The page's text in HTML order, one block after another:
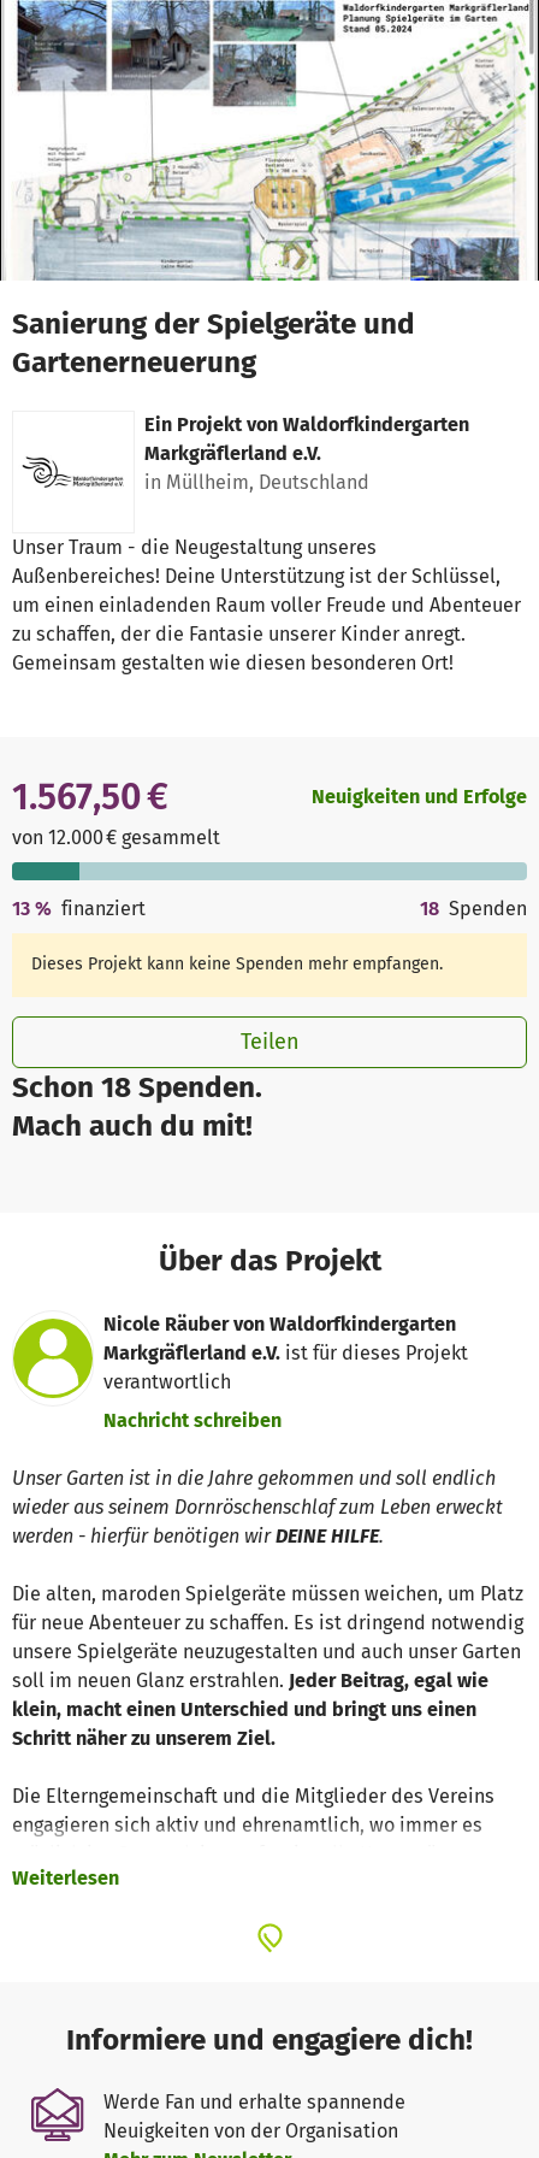
Zum Hauptinhalt springen
Erklärung zur Barrierefreiheit anzeigen
Sanierung der Spielgeräte und
Gartenerneuerung
Ein Projekt von Waldorfkindergarten
Markgräflerland e.V.
in Müllheim, Deutschland
Unser Traum - die Neugestaltung unseres
Außenbereiches! Deine Unterstützung ist der Schlüssel,
um einen einladenden Raum voller Freude und Abenteuer
zu schaffen, der die Fantasie unserer Kinder anregt.
Gemeinsam gestalten wie diesen besonderen Ort!
Schon 18 Spenden.
Mach auch du mit!
1.567,50 €
von 12.000 € gesammelt
Neuigkeiten und Erfolge
13 % finanziert 18 Spenden
Dieses Projekt kann keine Spenden mehr empfangen.
Teilen
Über das Projekt
Nicole Räuber von Waldorfkindergarten
Markgräflerland e.V. ist für dieses Projekt
verantwortlich
Nachricht schreiben
Unser Garten ist in die Jahre gekommen und soll endlich
wieder aus seinem Dornröschenschlaf zum Leben erweckt
werden - hierfür benötigen wirDEINE HILFE.
Die alten, maroden Spielgeräte müssen weichen, um Platz
für neue Abenteuer zu schaffen. Es ist dringend notwendig
unsere Spielgeräte neuzugestalten und auch unser Garten
soll im neuen Glanz erstrahlen. Jeder Beitrag, egal wie
klein, macht einen Unterschied und bringt uns einen
Schritt näher zu unserem Ziel.
Die Elterngemeinschaft und die Mitglieder des Vereins
engagieren sich aktiv und ehrenamtlich, wo immer es
unerlässlich. Wir haben bereits ein tolles Angebot für
Verein (KuKuk Kultur e.V.), welcher weltweit Spielplätze
(Arbeitsaufwand + Material)mit den Arbeiten loslegen
können. Die Wurzeln von KuKuk liegen in Deutschland und
reichen 30 Jahre zurück. Inspiriert von Kunst, Natur und
partizipativen Prozessen entwickelten die Künstler Robin
Wagner und Benhard Hanel naturnahe Spiel- und
Weiterlesen
Informiere und engagiere dich!
Werde Fan und erhalte spannende
Neuigkeiten von der Organisation